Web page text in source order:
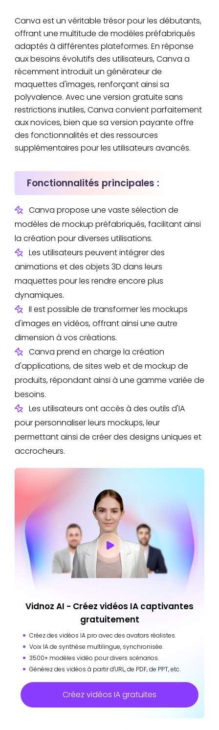
Canva est un véritable trésor pour les débutants,
offrant une multitude de modèles préfabriqués
adaptés à différentes plateformes. En réponse
aux besoins évolutifs des utilisateurs, Canva a
récemment introduit un générateur de
maquettes d'images, renforçant ainsi sa
polyvalence. Avec une version gratuite sans
restrictions inutiles, Canva convient parfaitement
aux novices, bien que sa version payante offre
des fonctionnalités et des ressources
supplémentaires pour les utilisateurs avancés.
Fonctionnalités principales :
Canva propose une vaste sélection de
modèles de mockup préfabriqués, facilitant ainsi
la création pour diverses utilisations.
Les utilisateurs peuvent intégrer des
animations et des objets 3D dans leurs
maquettes pour les rendre encore plus
dynamiques.
Il est possible de transformer les mockups
d'images en vidéos, offrant ainsi une autre
dimension à vos créations.
Canva prend en charge la création
d'applications, de sites web et de mockup de
produits, répondant ainsi à une gamme variée de
besoins.
Les utilisateurs ont accès à des outils d'IA
pour personnaliser leurs mockups, leur
permettant ainsi de créer des designs uniques et
accrocheurs.
Vidnoz AI - Créez vidéos IA captivantes
gratuitement
Créez des vidéos IA pro avec des avatars réalistes.
Voix IA de synthèse multilingue, synchronisée.
3500+ modèles vidéo pour divers scénarios.
Générez des vidéos à partir d'URL, de PDF, de PPT, etc.
Créez vidéos IA gratuites